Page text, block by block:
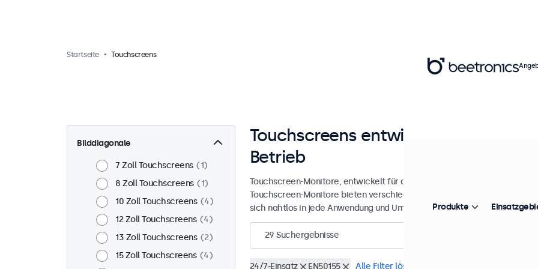
Startseite Touchscreens
Bilddiagonale
7 Zoll Touchscreens
1
8 Zoll Touchscreens
1
10 Zoll Touchscreens
4
12 Zoll Touchscreens
4
13 Zoll Touchscreens
2
15 Zoll Touchscreens
4
Touchscreens entwickelt für den
Betrieb
Touchscreen-Monitore, entwickelt für den täglichen, intensiven und
Touchscreen-Monitore bieten verschiedene Videoanschlüsse und
sich nahtlos in jede Anwendung und Umgebung integrieren lassen.
29 Suchergebnisse
24/7-Einsatz EN50155 Alle Filter löschen
Produkte